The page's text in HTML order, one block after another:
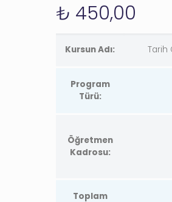
₺ 450,00
Kursun Adı: Tarih
Program
Türü:
Öğretmen
Kadrosu:
Toplam